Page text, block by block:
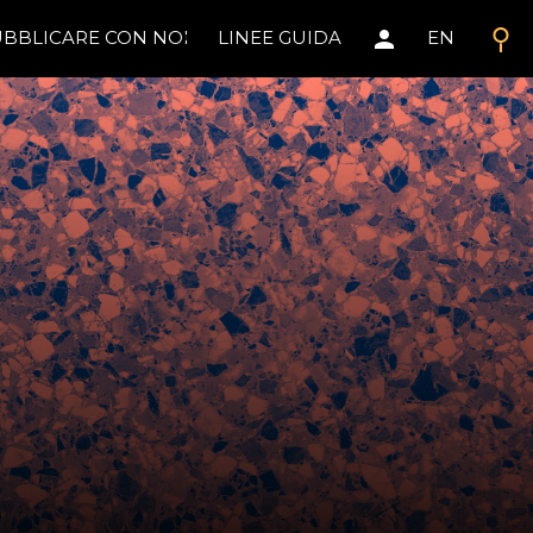
search
CON NOI LINEE GUIDA person EN